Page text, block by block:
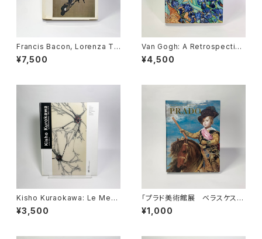
Francis Bacon, Lorenza Tr
ucchi, Thames & Hudson, 1
976
¥7,500
Van Gogh: A Retrospectiv
e, edited by Susan Alyson
Stein, Park Lanes, 1986
¥4,500
Kisho Kuraokawa: Le Meta
bolisme 1960-1975 / 黒川
紀章 メタボリスム
¥3,500
「プラド美術館展 ベラスケスと
絵画の栄光」図録
¥1,000